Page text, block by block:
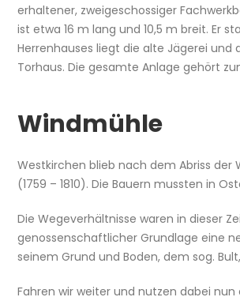
erhaltener, zweigeschossiger
ist etwa 16 m lang und 10,5 m breit. Er
Herrenhauses liegt die alte Jägerei
Torhaus. Die gesamte Anlage gehört
Windmühle
Westkirchen blieb nach dem Abriss der
(1759 – 1810). Die Bauern mussten in
Die Wegeverhältnisse waren in dieser
genossenschaftlicher Grundlage eine
seinem Grund und Boden, dem sog.
Fahren wir weiter und nutzen dabei